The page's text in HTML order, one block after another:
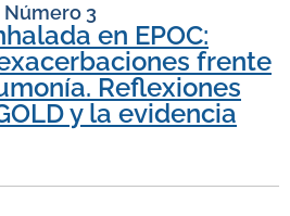
3
en EPOC:
frente
Reflexiones
y la evidencia